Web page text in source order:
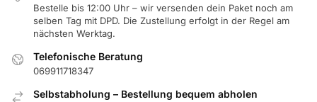
Bestelle bis 12:00 Uhr – wir versenden dein Paket noch am
selben Tag mit DPD. Die Zustellung erfolgt in der Regel am
nächsten Werktag.
Telefonische Beratung
069911718347
Selbstabholung – Bestellung bequem abholen